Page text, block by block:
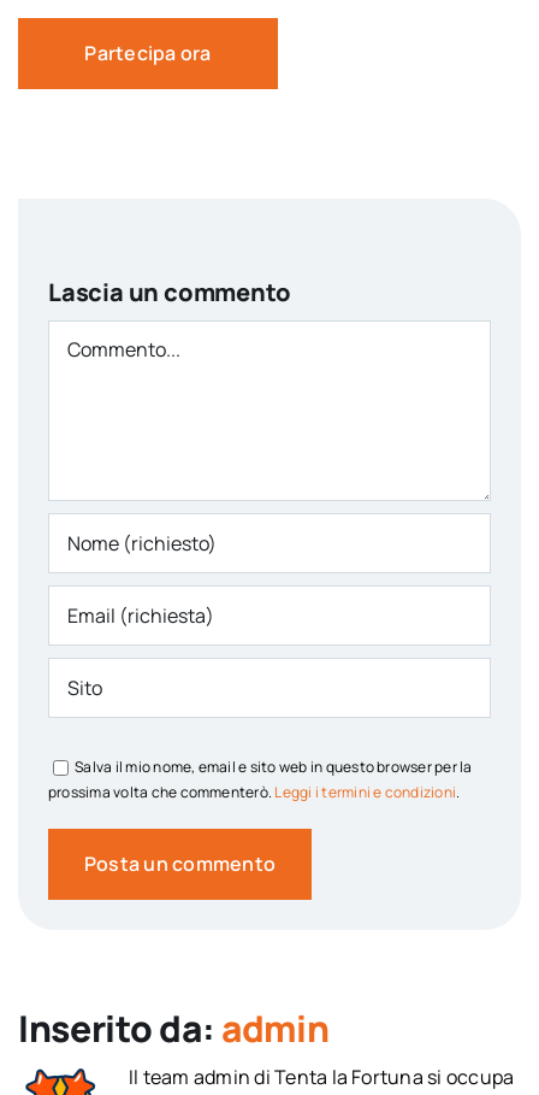
Partecipa ora
Lascia un commento
Comment
Salva il mio nome, email e sito web in questo browser per la
prossima volta che commenterò. Leggi i termini e condizioni.
Inserito da: admin
Il team admin di Tenta la Fortuna si occupa